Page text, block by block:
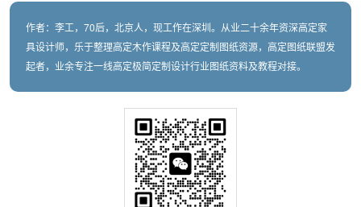
作者：李工，70后，北京人，现工作在深圳。从业二十余年资深高定家
具设计师，乐于整理高定木作课程及高定定制图纸资源，高定图纸联盟发
起者，业余专注一线高定极简定制设计行业图纸资料及教程对接。